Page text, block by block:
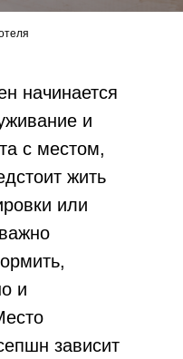
начинается
и
с местом,
жить
или
и
зависит